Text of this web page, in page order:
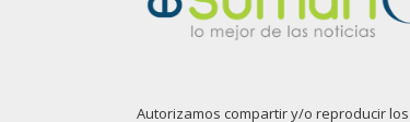
Autorizamos compartir y/o reproducir